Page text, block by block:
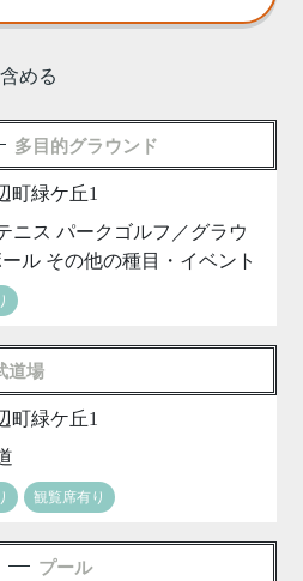
める
多目的グラウンド
町緑ケ丘1
ニス パークゴルフ／グラウ
ル その他の種目・イベント
道場
町緑ケ丘1
観覧席有り
プール